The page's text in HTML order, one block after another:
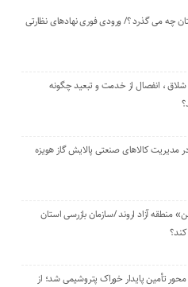
چه می گذرد ؟/ ورودی فوری نهادهای نظارتی
، انفصال از خدمت و تبعید چگونه
مدیریت کالاهای صنعتی پالایش گاز هویزه
منطقه آزاد اروند /سازمان بازرسی استان
محور تأمین پایدار خوراک پتروشیمی شد؛ از